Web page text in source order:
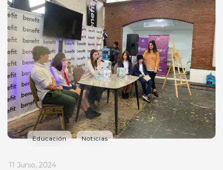
Educación Noticias
_
11 Junio, 2024